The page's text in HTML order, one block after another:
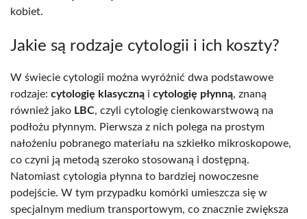
kobiet.
Jakie są rodzaje cytologii i ich koszty?
W świecie cytologii można wyróżnić dwa podstawowe
rodzaje: cytologię klasyczną i cytologię płynną, znaną
również jako LBC, czyli cytologię cienkowarstwową na
podłożu płynnym. Pierwsza z nich polega na prostym
nałożeniu pobranego materiału na szkiełko mikroskopowe,
co czyni ją metodą szeroko stosowaną i dostępną.
Natomiast cytologia płynna to bardziej nowoczesne
podejście. W tym przypadku komórki umieszcza się w
specjalnym medium transportowym, co znacznie zwiększa